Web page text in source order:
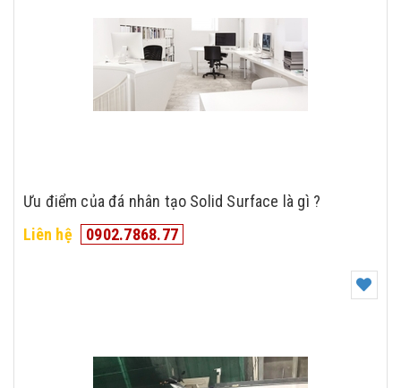
Ưu điểm của đá nhân tạo Solid Surface là gì ?
Liên hệ
0902.7868.77